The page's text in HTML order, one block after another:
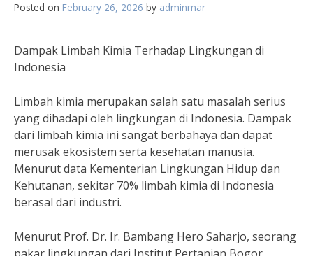
Posted on February 26, 2026 by adminmar
Dampak Limbah Kimia Terhadap Lingkungan di
Indonesia
Limbah kimia merupakan salah satu masalah serius
yang dihadapi oleh lingkungan di Indonesia. Dampak
dari limbah kimia ini sangat berbahaya dan dapat
merusak ekosistem serta kesehatan manusia.
Menurut data Kementerian Lingkungan Hidup dan
Kehutanan, sekitar 70% limbah kimia di Indonesia
berasal dari industri.
Menurut Prof. Dr. Ir. Bambang Hero Saharjo, seorang